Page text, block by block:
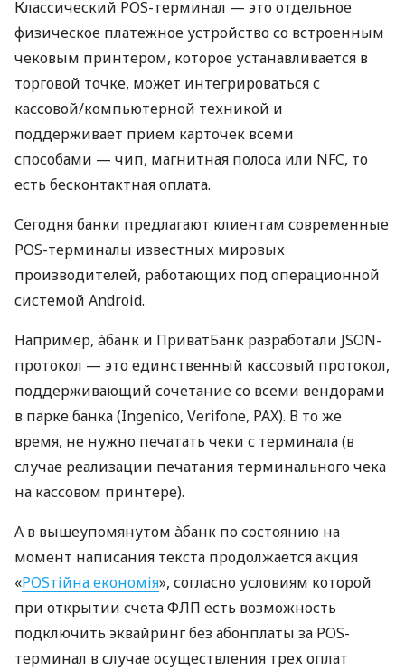
Классический POS-терминал — это отдельное
физическое платежное устройство со встроенным
чековым принтером, которое устанавливается в
торговой точке, может интегрироваться с
кассовой/компьютерной техникой и
поддерживает прием карточек всеми
способами — чип, магнитная полоса или NFC, то
есть бесконтактная оплата.
Сегодня банки предлагают клиентам современные
POS-терминалы известных мировых
производителей, работающих под операционной
системой Android.
Например, àбанк и ПриватБанк разработали JSON-
протокол — это единственный кассовый протокол,
поддерживающий сочетание со всеми вендорами
в парке банка (Ingenico, Verifone, PAX). В то же
время, не нужно печатать чеки с терминала (в
случае реализации печатания терминального чека
на кассовом принтере).
А в вышеупомянутом àбанк по состоянию на
момент написания текста продолжается акция
«POSтійна економія», согласно условиям которой
при открытии счета ФЛП есть возможность
подключить эквайринг без абонплаты за POS-
терминал в случае осуществления трех оплат